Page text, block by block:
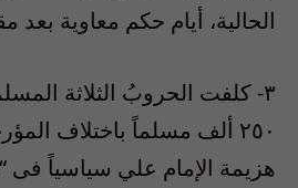
الحالية، أيام حكم معاوية بعد
٢٥٠ ألف مسلماً باختلاف
هزيمة الإمام علي سياسياً فى